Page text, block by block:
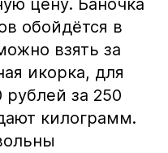
цену. Баночка
обойдётся в
взять за
икорка, для
рублей за 250
килограмм.